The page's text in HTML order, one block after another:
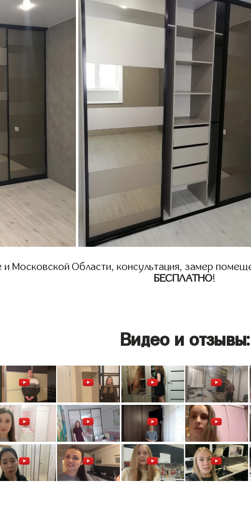
Московской Области, консультация, замер
БЕСПЛАТНО!
Видео и отзывы: